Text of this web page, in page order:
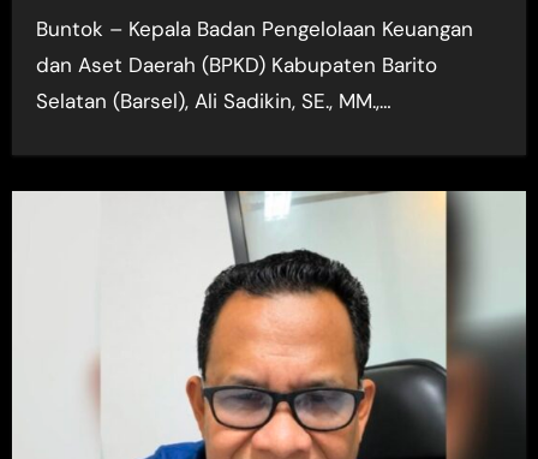
Buntok – Kepala Badan Pengelolaan Keuangan
dan Aset Daerah (BPKD) Kabupaten Barito
Selatan (Barsel), Ali Sadikin, SE., MM.,…